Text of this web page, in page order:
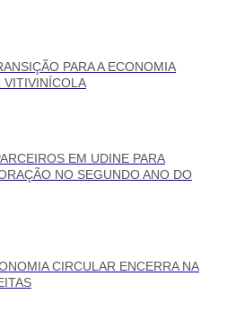
PARA A ECONOMIA
VITIVINÍCOLA
EM UDINE PARA
NO SEGUNDO ANO DO
CIRCULAR ENCERRA NA